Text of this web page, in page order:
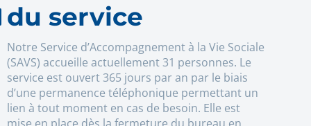
du service
Notre Service d’Accompagnement à la Vie Sociale
(SAVS) accueille actuellement 31 personnes. Le
service est ouvert 365 jours par an par le biais
d’une permanence téléphonique permettant un
lien à tout moment en cas de besoin. Elle est